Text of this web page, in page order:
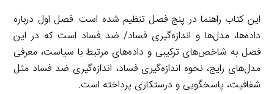
این کتاب راهنما در پنج فصل تنظیم شده است. فصل اول درباره
داده‌ها، مدل‌ها و اندازه‌گیری فساد/ ضد فساد است که در این
فصل به شاخص‌های ترکیبی و داده‌های مرتبط با سیاست، معرفی
مدل‌های رایج، نحوه اندازه‌گیری فساد، اندازه‌گیری ضد فساد مثل
شفافیت، پاسخگویی و درستکاری پرداخته است.